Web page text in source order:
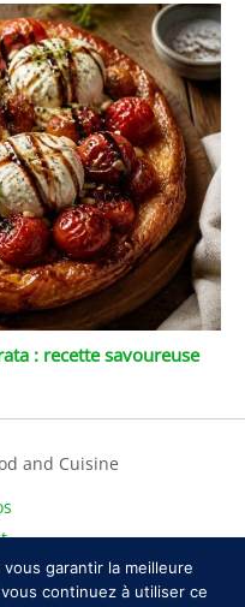
: recette savoureuse
and Cuisine
garantir la meilleure
continuez à utiliser ce